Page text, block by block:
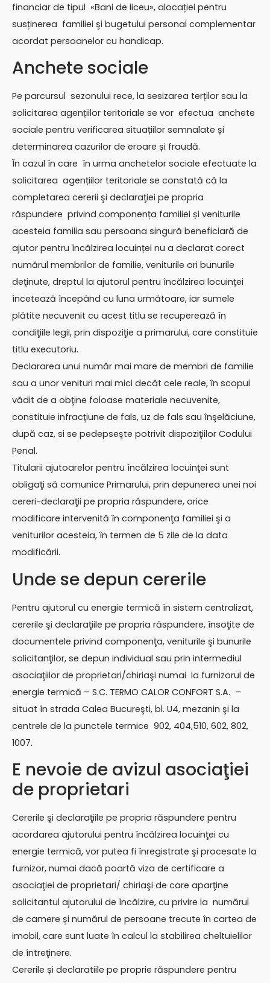
financiar de tipul «Bani de liceu», alocației pentru
susținerea familiei şi bugetului personal complementar
acordat persoanelor cu handicap.
Anchete sociale
Pe parcursul sezonului rece, la sesizarea terților sau la
solicitarea agențiilor teritoriale se vor efectua anchete
sociale pentru verificarea situațiilor semnalate și
determinarea cazurilor de eroare și fraudă.
În cazul în care în urma anchetelor sociale efectuate la
solicitarea agențiilor teritoriale se constată că la
completarea cererii şi declaraţiei pe propria
răspundere privind componența familiei și veniturile
acesteia familia sau persoana singură beneficiară de
ajutor pentru încălzirea locuinței nu a declarat corect
numărul membrilor de familie, veniturile ori bunurile
deţinute, dreptul la ajutorul pentru încălzirea locuinţei
încetează începând cu luna următoare, iar sumele
plătite necuvenit cu acest titlu se recuperează în
condiţiile legii, prin dispoziţie a primarului, care constituie
titlu executoriu.
Declararea unui număr mai mare de membri de familie
sau a unor venituri mai mici decât cele reale, în scopul
vădit de a obţine foloase materiale necuvenite,
constituie infracţiune de fals, uz de fals sau înşelăciune,
după caz, si se pedepseşte potrivit dispoziţiilor Codului
Penal.
Titularii ajutoarelor pentru încălzirea locuinţei sunt
obligaţi să comunice Primarului, prin depunerea unei noi
cereri-declaraţii pe propria răspundere, orice
modificare intervenită în componenţa familiei şi a
veniturilor acesteia, în termen de 5 zile de la data
modificării.
Unde se depun cererile
Pentru ajutorul cu energie termică în sistem centralizat,
cererile şi declaraţiile pe propria răspundere, însoţite de
documentele privind componenţa, veniturile şi bunurile
solicitanţilor, se depun individual sau prin intermediul
asociaţiilor de proprietari/chiriaşi numai la furnizorul de
energie termică – S.C. TERMO CALOR CONFORT S.A. –
situat în strada Calea Bucureşti, bl. U4, mezanin şi la
centrele de la punctele termice 902, 404,510, 602, 802,
1007.
E nevoie de avizul asociaţiei
de proprietari
Cererile şi declaraţiile pe propria răspundere pentru
acordarea ajutorului pentru încălzirea locuinţei cu
energie termică, vor putea fi înregistrate şi procesate la
furnizor, numai dacă poartă viza de certificare a
asociaţiei de proprietari/ chiriaşi de care aparţine
solicitantul ajutorului de încălzire, cu privire la numărul
de camere şi numărul de persoane trecute în cartea de
imobil, care sunt luate în calcul la stabilirea cheltuielilor
de întreţinere.
Cererile și declaratiile pe proprie răspundere pentru